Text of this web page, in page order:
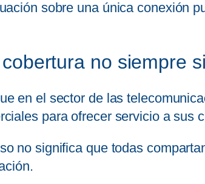
sobre una única conexión
no siempre
en el sector de las
para ofrecer servicio a sus
no significa que todas